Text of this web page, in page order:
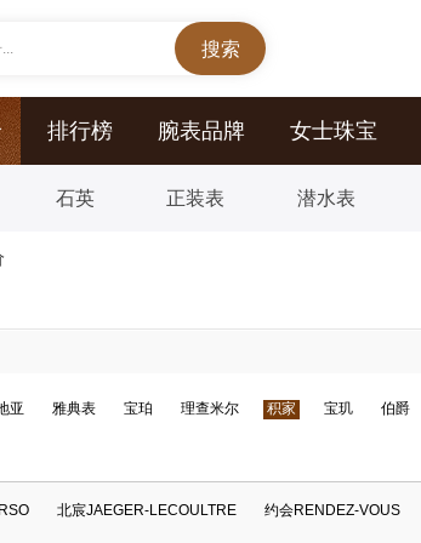
排行榜 腕表品牌 女士珠宝
石英 正装表 潜水表
亚 雅典表 宝珀 理查米尔 积家 宝玑 伯爵
北宸JAEGER-LECOULTRE 约会RENDEZ-VOUS